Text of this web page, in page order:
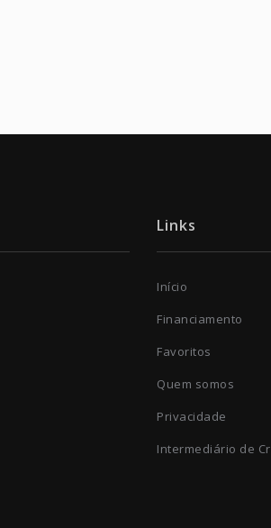
Links
Início
Financiamento
Favoritos
Quem somos
Privacidade
Intermediário de